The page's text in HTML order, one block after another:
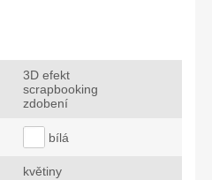
3D efekt
scrapbooking
zdobení
bílá
květiny